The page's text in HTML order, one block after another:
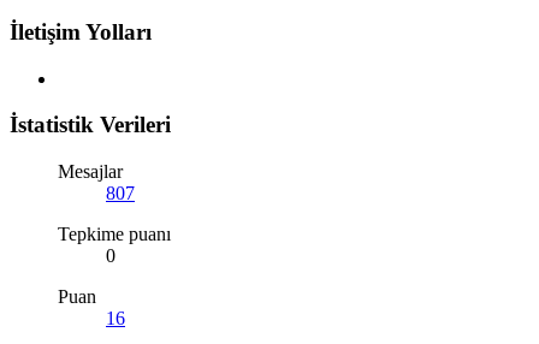
İletişim Yolları
İstatistik Verileri
Mesajlar
807
Tepkime puanı
0
Puan
16